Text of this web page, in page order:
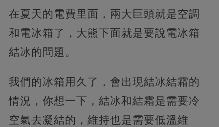
在夏天的電費里面， 兩大巨頭就是空調
和電冰箱了，大熊下面就是要說電冰箱
結冰的問題。
我們的冰箱用久了，會出現結冰結霜的
情況，你想一下，結冰和結霜是需要冷
空氣去凝結的，維持也是需要低溫維